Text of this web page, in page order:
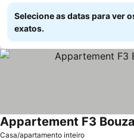
Selecione as datas para ver
exatos.
Casa/apartamento inteiro
Appartement F3